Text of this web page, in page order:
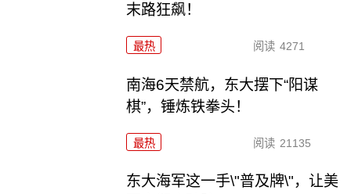
末路狂飙！
最热 阅读 4271
南海6天禁航，东大摆下“阳谋
棋”，锤炼铁拳头！
最热 阅读 21135
东大海军这一手\"普及牌\"，让美